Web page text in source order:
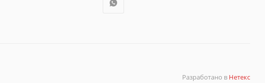
Разработано в Нетекс